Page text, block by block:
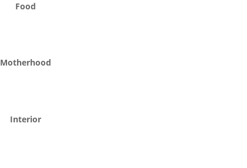
Food
Motherhood
Interior